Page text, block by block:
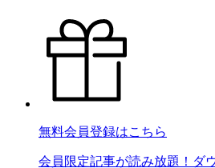
無料会員登録はこちら
会員限定記事が読み放題！ダ